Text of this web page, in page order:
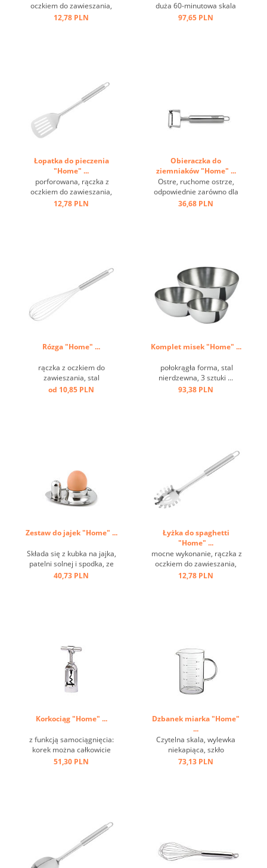
oczkiem do zawieszania,
stal nierdzewna ...
12,78 PLN
duża 60-minutowa skala
czasowa, wielofunkcyjna
97,65 PLN
Łopatka do pieczenia
"Home" ...
porforowana, rączka z
oczkiem do zawieszania,
stal nierdzewna ...
12,78 PLN
Obieraczka do
ziemniaków "Home" ...
Ostre, ruchome ostrze,
odpowiednie zarówno dla
praworęcznych, jak i
36,68 PLN
Rózga "Home" ...
rączka z oczkiem do
zawieszania, stal
nierdzewna ...
od 10,85 PLN
Komplet misek "Home" ...
połokrągła forma, stal
nierdzewna, 3 sztuki ...
93,38 PLN
Zestaw do jajek "Home" ...
Składa się z kubka na jajka,
patelni solnej i spodka, ze
stali nierdzewnej ...
40,73 PLN
Łyżka do spaghetti
"Home" ...
mocne wykonanie, rączka z
oczkiem do zawieszania,
stal nierdzewna ...
12,78 PLN
Korkociąg "Home" ...
z funkcją samociągnięcia:
korek można całkowicie
usunąć przez obrót, łatwość
51,30 PLN
Dzbanek miarka "Home"
...
Czytelna skala, wylewka
niekapiąca, szkło
borokrzemianowe ...
73,13 PLN